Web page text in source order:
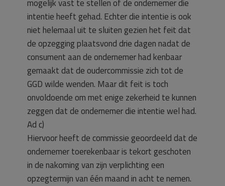
mogelijk vast te stellen of de ondernemer die
intentie heeft gehad. Echter die intentie is ook
niet helemaal uit te sluiten gezien het feit dat
de opzegging plaatsvond drie dagen nadat de
consument aan de ondernemer had kenbaar
gemaakt dat de oudercommissie zich tot de
GGD wilde wenden. Maar dit feit is toch
onvoldoende om met enige zekerheid te kunnen
zeggen dat de ondernemer die intentie wel had.
Ad c)
Hiervoor heeft de commissie geoordeeld dat de
ondernemer toerekenbaar is tekort geschoten
in de nakoming van zijn verplichting een
opzegtermijn van één maand in acht te nemen.